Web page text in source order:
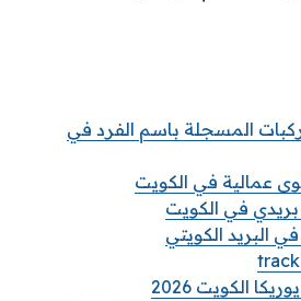
المسجلة باسم الفرد في
عمالية في الكويت
في الكويت
البريد الكويتي
الكويت 2026